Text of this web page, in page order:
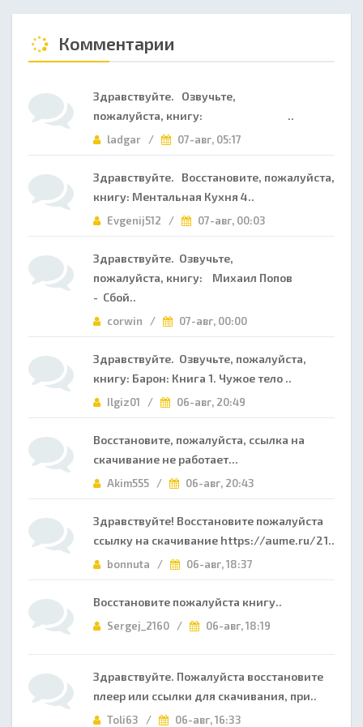
Комментарии
Здравствуйте. Озвучьте,
пожалуйста, книгу: ..
ladgar / 07-авг, 05:17
Здравствуйте. Восстановите, пожалуйста,
книгу: Ментальная Кухня 4..
Evgenij512 / 07-авг, 00:03
Здравствуйте. Озвучьте,
пожалуйста, книгу: Михаил Попов
- Сбой..
corwin / 07-авг, 00:00
Здравствуйте. Озвучьте, пожалуйста,
книгу: Барон: Книга 1. Чужое тело ..
Ilgiz01 / 06-авг, 20:49
Восстановите, пожалуйста, ссылка на
скачивание не работает...
Akim555 / 06-авг, 20:43
Здравствуйте! Восстановите пожалуйста
ссылку на скачивание https://aume.ru/21..
bonnuta / 06-авг, 18:37
Восстановите пожалуйста книгу..
Sergej_2160 / 06-авг, 18:19
Здравствуйте. Пожалуйста восстановите
плеер или ссылки для скачивания, при..
Toli63 / 06-авг, 16:33